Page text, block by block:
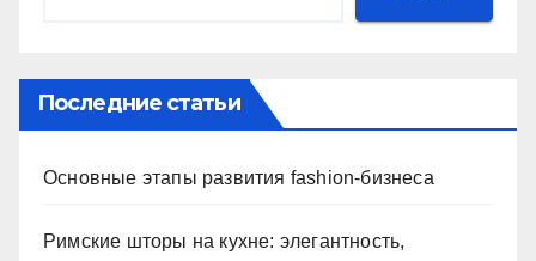
Последние статьи
Основные этапы развития fashion-бизнеса
Римские шторы на кухне: элегантность,